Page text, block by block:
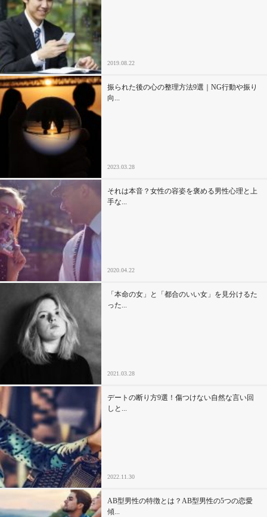
心の処方箋
カルチャー・トレンド・芸能
驚き
2019.08.22
振られた後の心の整理方法9選｜NG行動や振り
向...
2023.03.28
それは本音？女性の容姿を褒める男性心理と上
手な...
2020.04.22
「本命の女」と「都合のいい女」を見分けるた
った...
2021.03.28
デートの断り方9選！傷つけない自然な言い回
しと...
2022.11.30
AB型男性の特徴とは？AB型男性の5つの恋愛
傾...